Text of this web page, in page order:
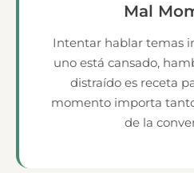
Mal
Intentar hablar temas
uno está cansado,
distraído es receta
momento importa
de la